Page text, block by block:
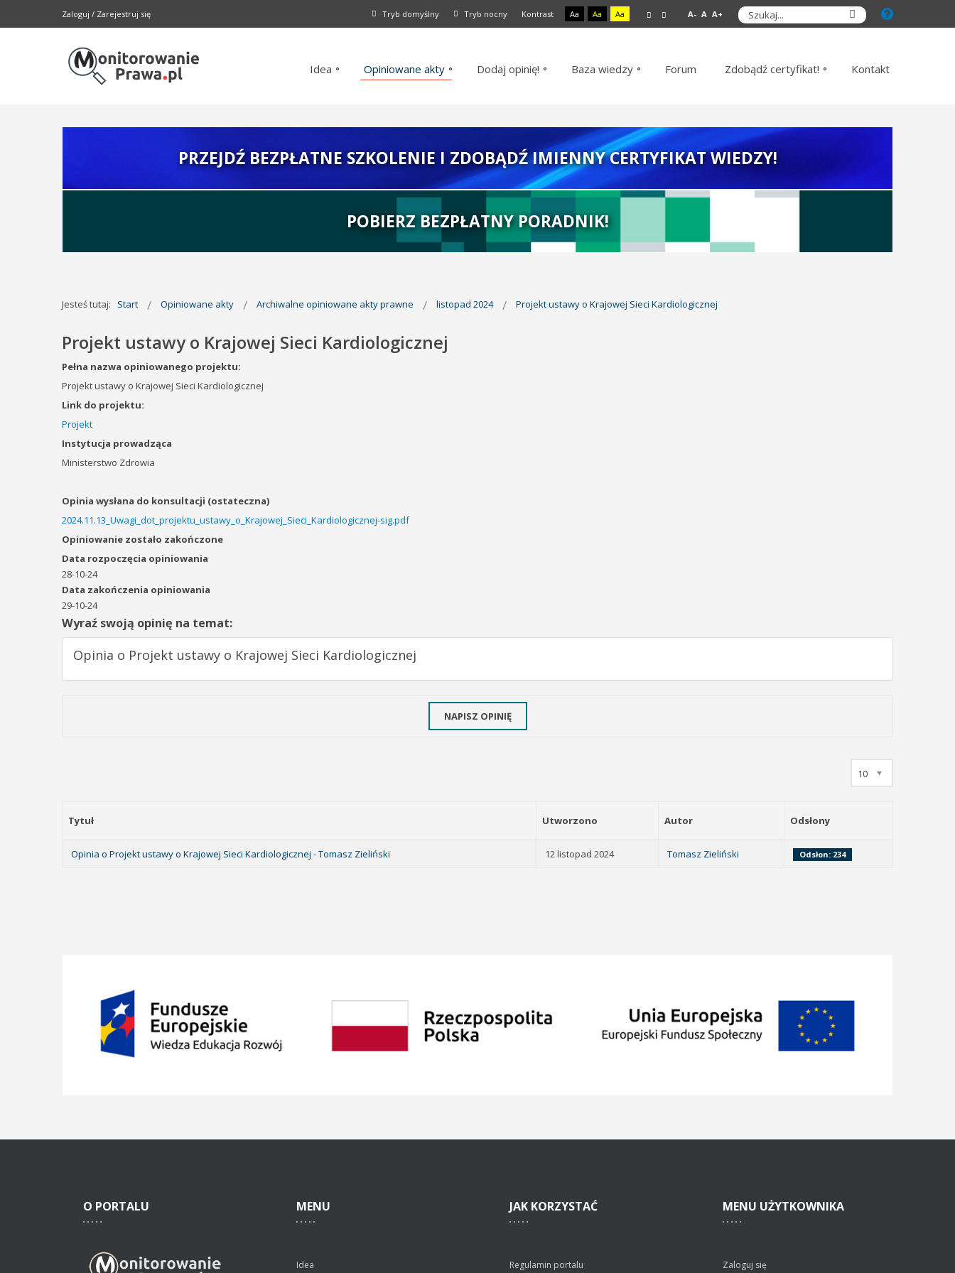
Zaloguj / Zarejestruj się Tryb domyślny Tryb nocny Kontrast Aa Aa Aa A- A A+
Idea Opiniowane akty Dodaj opinię! Baza wiedzy Forum Zdobądź certyfikat! Kontakt
PRZEJDŹ BEZPŁATNE SZKOLENIE I ZDOBĄDŹ IMIENNY CERTYFIKAT WIEDZY!
POBIERZ BEZPŁATNY PORADNIK!
Jesteś tutaj: Start Opiniowane akty Archiwalne opiniowane akty prawne listopad 2024 Projekt ustawy o Krajowej Sieci Kardiologicznej
Projekt ustawy o Krajowej Sieci Kardiologicznej
Pełna nazwa opiniowanego projektu:
Projekt ustawy o Krajowej Sieci Kardiologicznej
Link do projektu:
Projekt
Instytucja prowadząca
Ministerstwo Zdrowia
Opinia wysłana do konsultacji (ostateczna)
2024.11.13_Uwagi_dot_projektu_ustawy_o_Krajowej_Sieci_Kardiologicznej-sig.pdf
Opiniowanie zostało zakończone
Data rozpoczęcia opiniowania
28-10-24
Data zakończenia opiniowania
29-10-24
Wyraź swoją opinię na temat:
Opinia o Projekt ustawy o Krajowej Sieci Kardiologicznej
NAPISZ OPINIĘ
10
Tytuł Utworzono Autor Odsłony
Opinia o Projekt ustawy o Krajowej Sieci Kardiologicznej - Tomasz Zieliński 12 listopad 2024 Tomasz Zieliński Odsłon: 234
O PORTALU MENU
Idea
JAK KORZYSTAĆ
Regulamin portalu
MENU UŻYTKOWNIKA
Zaloguj się